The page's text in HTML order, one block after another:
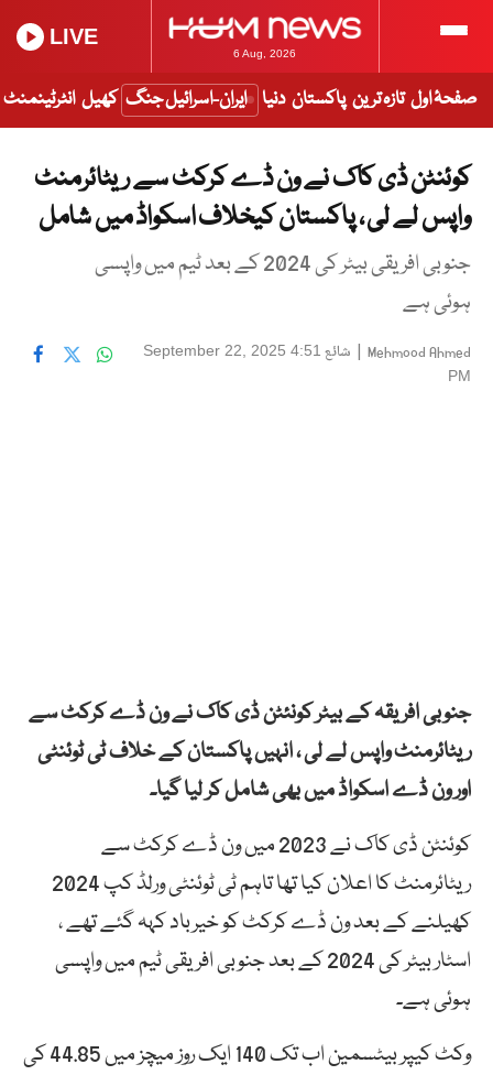
6 Aug, 2026
LIVE
صفحۂ اول تازہ ترین پاکستان دنیا ایران-اسرائیل جنگ کھیل انٹرٹینمنٹ
کوئنٹن ڈی کاک نے ون ڈے کرکٹ سے ریٹائرمنٹ
واپس لے لی ، پاکستان کیخلاف اسکواڈ میں شامل
جنوبی افریقی بیٹر کی 2024 کے بعد ٹیم میں واپسی
ہوئی ہے
Mehmood Ahmed
| شائع September 22, 2025 4:51
PM
جنوبی افریقہ کے بیٹر کونئٹن ڈی کاک نے ون ڈے کرکٹ سے
ریٹائرمنٹ واپس لے لی ، انہیں پاکستان کے خلاف ٹی ٹوئنٹی
اور ون ڈے اسکواڈ میں بھی شامل کر لیا گیا۔
کوئنٹن ڈی کاک نے 2023 میں ون ڈے کرکٹ سے
ریٹائرمنٹ کا اعلان کیا تھا تاہم ٹی ٹوئنٹی ورلڈ کپ 2024
کھیلنے کے بعد ون ڈے کرکٹ کو خیرباد کہہ گئے تھے ،
اسٹار بیٹر کی 2024 کے بعد جنوبی افریقی ٹیم میں واپسی
ہوئی ہے۔
وکٹ کیپر بیٹسمین اب تک 140 ایک روز میچز میں 44.85 کی